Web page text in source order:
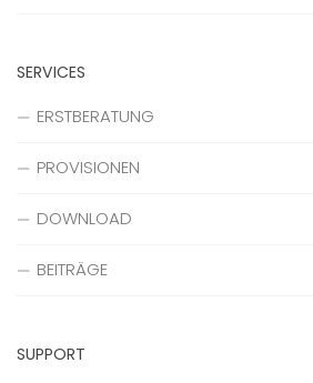
SERVICES
ERSTBERATUNG
PROVISIONEN
DOWNLOAD
BEITRÄGE
SUPPORT